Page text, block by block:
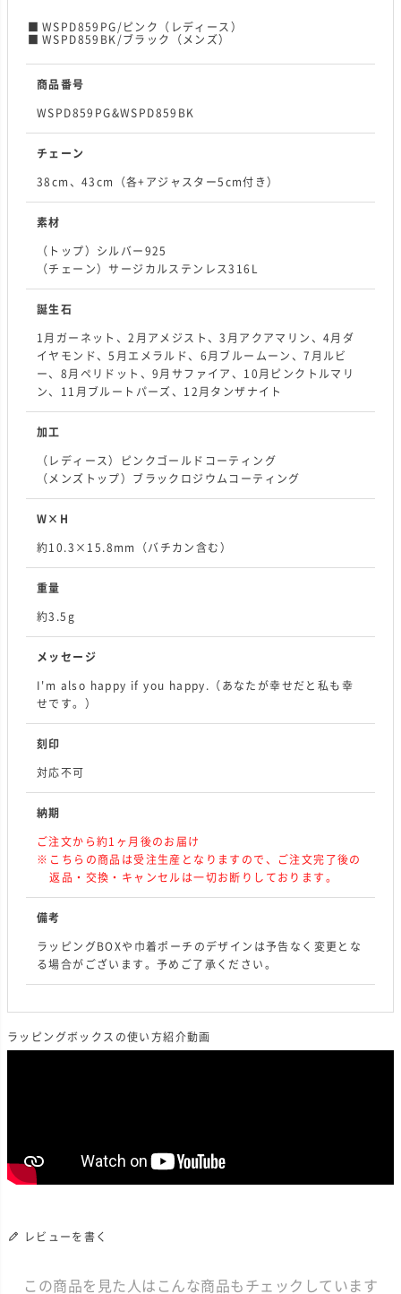
WSPD859PG/ピンク（レディース）
WSPD859BK/ブラック（メンズ）
商品番号
WSPD859PG&WSPD859BK
チェーン
38cm、43cm（各+アジャスター5cm付き）
素材
（トップ）シルバー925
（チェーン）サージカルステンレス316L
誕生石
1月ガーネット、2月アメジスト、3月アクアマリン、4月ダ
イヤモンド、5月エメラルド、6月ブルームーン、7月ルビ
ー、8月ペリドット、9月サファイア、10月ピンクトルマリ
ン、11月ブルートパーズ、12月タンザナイト
加工
（レディース）ピンクゴールドコーティング
（メンズトップ）ブラックロジウムコーティング
W×H
約10.3×15.8mm（バチカン含む）
重量
約3.5g
メッセージ
I'm also happy if you happy.（あなたが幸せだと私も幸
せです。）
刻印
対応不可
納期
ご注文から約1ヶ月後のお届け
こちらの商品は受注生産となりますので、ご注文完了後の
返品・交換・キャンセルは一切お断りしております。
備考
ラッピングBOXや巾着ポーチのデザインは予告なく変更とな
る場合がございます。予めご了承ください。
ラッピングボックスの使い方紹介動画
レビューを書く
この商品を見た人はこんな商品もチェックしています